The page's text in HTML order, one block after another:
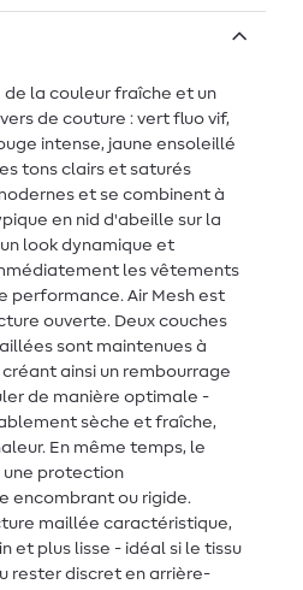
de la couleur fraîche et un
de couture : vert fluo vif,
intense, jaune ensoleillé
tons clairs et saturés
et se combinent à
en nid d'abeille sur la
look dynamique et
les vêtements
performance. Air Mesh est
ouverte. Deux couches
sont maintenues à
ainsi un rembourrage
de manière optimale -
sèche et fraîche,
En même temps, le
protection
encombrant ou rigide.
maillée caractéristique,
et plus lisse - idéal si le tissu
rester discret en arrière-